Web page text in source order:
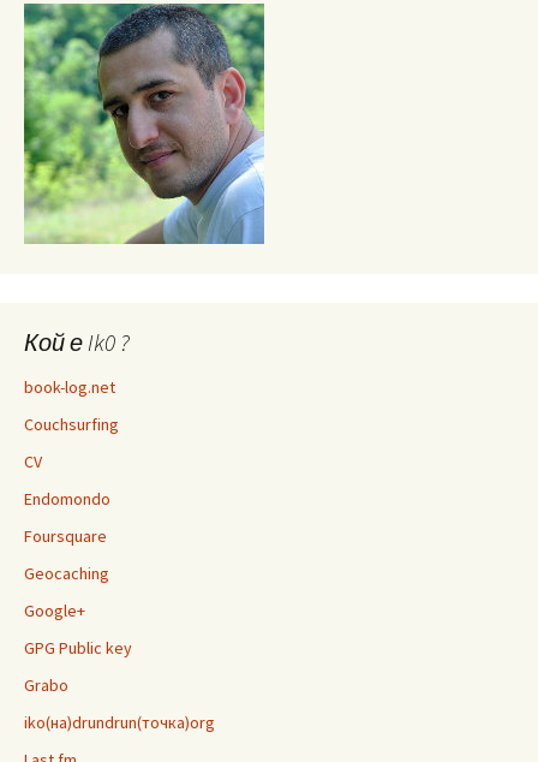
Кой е Ik0 ?
book-log.net
Couchsurfing
CV
Endomondo
Foursquare
Geocaching
Google+
GPG Public key
Grabo
iko(на)drundrun(точка)org